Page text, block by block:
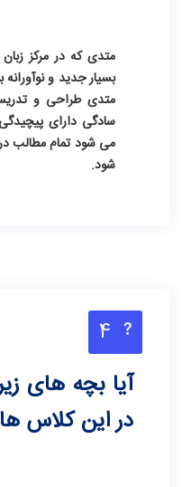
متدی که در مرکز
بسیار جدید و
متدی طراحی و
سادگی دارای
می شود تمام مطالب
شود.
4
آیا بچه های
در این کلاس ها